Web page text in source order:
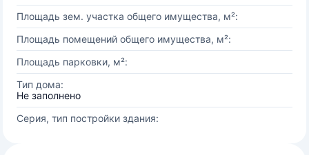
Площадь зем. участка общего имущества, м²:
Площадь помещений общего имущества, м²:
Площадь парковки, м²:
Тип дома:
Не заполнено
Серия, тип постройки здания: